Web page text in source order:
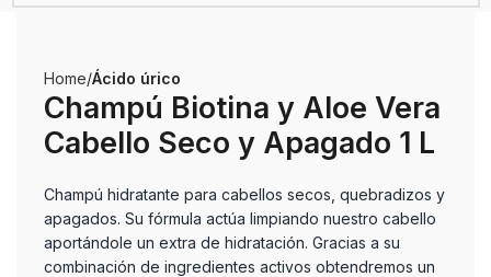
Home Ácido úrico
Champú Biotina y Aloe Vera
Cabello Seco y Apagado 1 L
Champú hidratante para cabellos secos, quebradizos y
apagados. Su fórmula actúa limpiando nuestro cabello
aportándole un extra de hidratación. Gracias a su
combinación de ingredientes activos obtendremos un